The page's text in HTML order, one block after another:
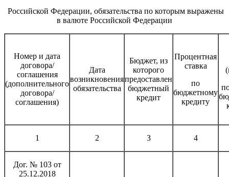
Российской Федерации, обязательства по которым выражены
в валюте Российской Федерации
Номер и дата
договора/
соглашения
(дополнительного
договора/
соглашения)
Дата
возникновения
обязательства
Бюджет, из
которого
предоставлен
бюджетный
кредит
Процентная
ставка
по
бюджетному
кредиту
1 2 3 4
Дог. № 103 от
25.12.2018